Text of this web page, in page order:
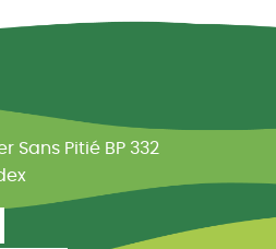
vivantes
Sans Pitié BP 332